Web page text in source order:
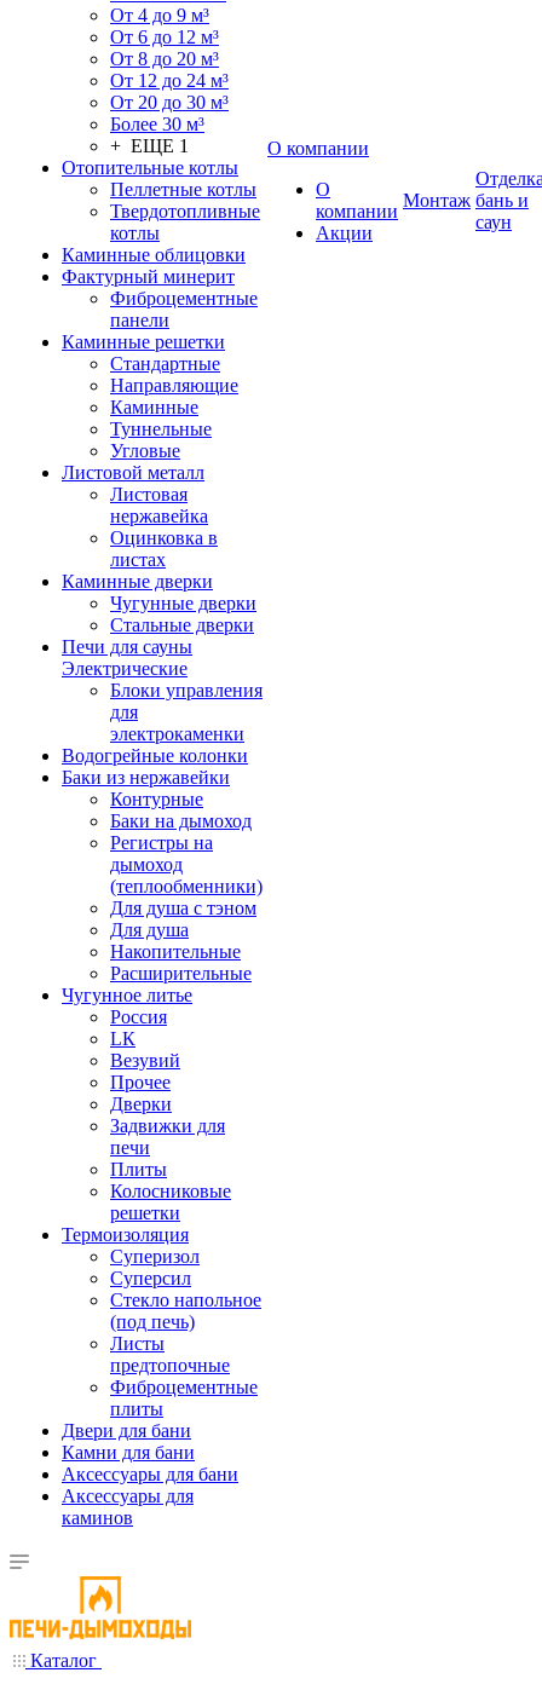
От 4 до 9 м³
От 6 до 12 м³
От 8 до 20 м³
От 12 до 24 м³
От 20 до 30 м³
Более 30 м³
+ ЕЩЕ 1
Отопительные котлы
Пеллетные котлы
Твердотопливные
котлы
Каминные облицовки
Фактурный минерит
Фиброцементные
панели
Каминные решетки
Стандартные
Направляющие
Каминные
Туннельные
Угловые
Листовой металл
Листовая
нержавейка
Оцинковка в
листах
Каминные дверки
Чугунные дверки
Стальные дверки
Печи для сауны
Электрические
Блоки управления
для
электрокаменки
Водогрейные колонки
Баки из нержавейки
Контурные
Баки на дымоход
Регистры на
дымоход
(теплообменники)
Для душа с тэном
Для душа
Накопительные
Расширительные
Чугунное литье
Россия
LК
Везувий
Прочее
Дверки
Задвижки для
печи
Плиты
Колосниковые
решетки
Термоизоляция
Суперизол
Суперсил
Стекло напольное
(под печь)
Листы
предтопочные
Фиброцементные
плиты
Двери для бани
Камни для бани
Аксессуары для бани
Аксессуары для
каминов
О компании
О
компании
Акции
Монтаж бань и
саун
Каталог